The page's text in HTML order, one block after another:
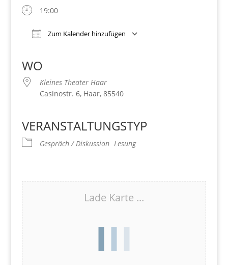
19:00
Zum Kalender hinzufügen
WO
Kleines Theater Haar
Casinostr. 6, Haar, 85540
VERANSTALTUNGSTYP
Gespräch / Diskussion Lesung
Lade Karte ...